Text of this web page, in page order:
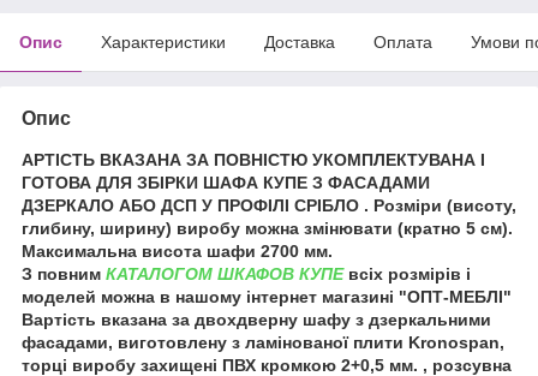
Опис Характеристики Доставка Оплата Умови
Опис
АРТІСТЬ ВКАЗАНА ЗА ПОВНІСТЮ УКОМПЛЕКТУВАНА І
ГОТОВА ДЛЯ ЗБІРКИ ШАФА КУПЕ З ФАСАДАМИ
ДЗЕРКАЛО АБО ДСП У ПРОФІЛІ СРІБЛО . Розміри (висоту,
глибину, ширину) виробу можна змінювати (кратно 5 см).
Максимальна висота шафи 2700 мм.
З повним КАТАЛОГОМ ШКАФОВ КУПЕвсіх розмірів і
моделей можна в нашому інтернет магазині "ОПТ-МЕБЛІ"
Вартість вказана за двохдверну шафу з дзеркальними
фасадами, виготовлену з ламінованої плити Kronospan,
торці виробу захищені ПВХ кромкою 2+0,5 мм. , розсувна